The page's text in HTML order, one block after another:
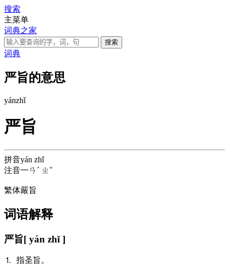
搜索
主菜单
词典之家
词典
严旨的意思
yánzhǐ
严旨
拼音yán zhǐ
注音一ㄢˊ ㄓˇ
繁体嚴旨
词语解释
严旨[ yán zhǐ ]
⒈ 指圣旨。